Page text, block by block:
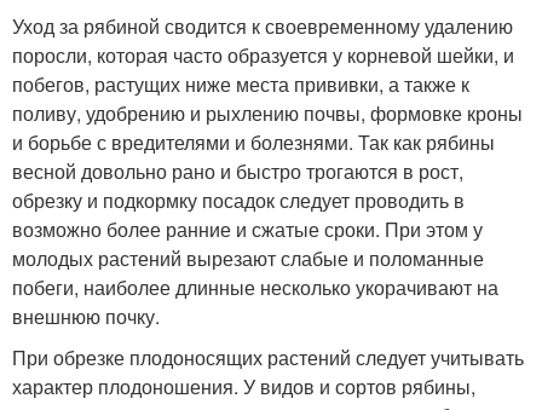
Уход за рябиной сводится к своевременному удалению
поросли, которая часто образуется у корневой шейки, и
побегов, растущих ниже места прививки, а также к
поливу, удобрению и рыхлению почвы, формовке кроны
и борьбе с вредителями и болезнями. Так как рябины
весной довольно рано и быстро трогаются в рост,
обрезку и подкормку посадок следует проводить в
возможно более ранние и сжатые сроки. При этом у
молодых растений вырезают слабые и поломанные
побеги, наиболее длинные несколько укорачивают на
внешнюю почку.
При обрезке плодоносящих растений следует учитывать
характер плодоношения. У видов и сортов рябины,